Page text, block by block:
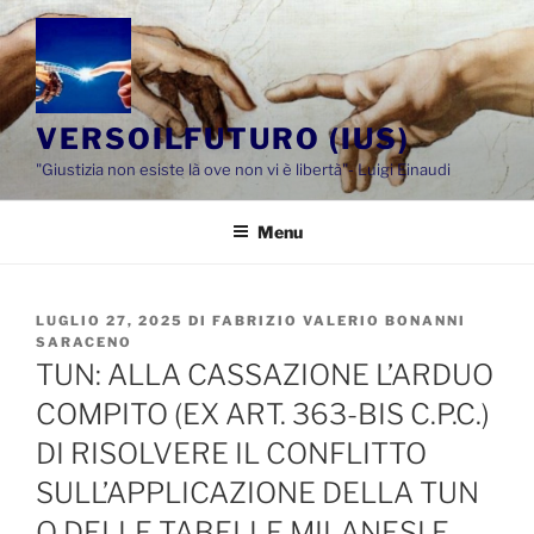
Salta
al
contenuto
VERSOILFUTURO (IUS)
"Giustizia non esiste là ove non vi è libertà"- Luigi Einaudi
Menu
PUBBLICATO
IL
LUGLIO 27, 2025 DI FABRIZIO VALERIO BONANNI
SARACENO
TUN: ALLA CASSAZIONE L’ARDUO
COMPITO (EX ART. 363-BIS C.P.C.)
DI RISOLVERE IL CONFLITTO
SULL’APPLICAZIONE DELLA TUN